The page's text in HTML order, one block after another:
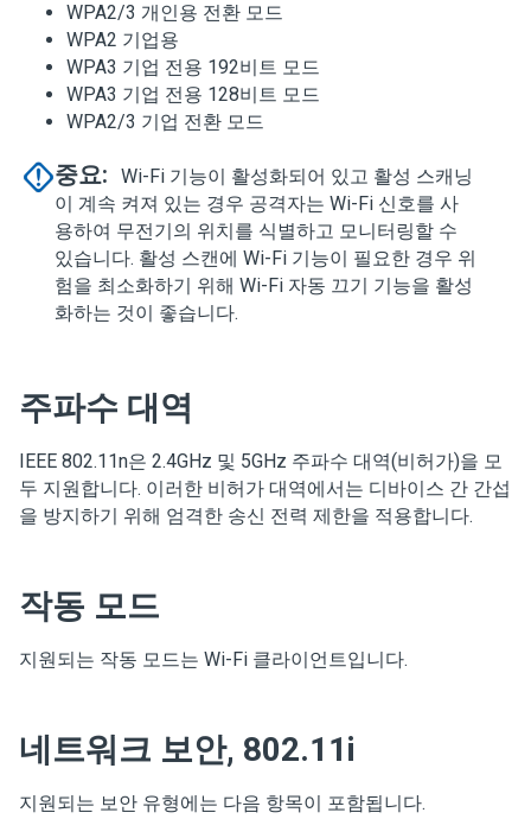
WPA2/3 개인용 전환 모드
WPA2 기업용
WPA3 기업 전용 192비트 모드
WPA3 기업 전용 128비트 모드
WPA2/3 기업 전환 모드
중요:
Wi-Fi 기능이 활성화되어 있고 활성 스캐닝
이 계속 켜져 있는 경우 공격자는 Wi-Fi 신호를 사
용하여 무전기의 위치를 식별하고 모니터링할 수
있습니다. 활성 스캔에 Wi-Fi 기능이 필요한 경우 위
험을 최소화하기 위해 Wi-Fi 자동 끄기 기능을 활성
화하는 것이 좋습니다.
주파수 대역
IEEE 802.11n은 2.4GHz 및 5GHz 주파수 대역(비허가)을 모
두 지원합니다. 이러한 비허가 대역에서는 디바이스 간 간섭
을 방지하기 위해 엄격한 송신 전력 제한을 적용합니다.
작동 모드
지원되는 작동 모드는 Wi-Fi 클라이언트입니다.
네트워크 보안, 802.11i
지원되는 보안 유형에는 다음 항목이 포함됩니다.